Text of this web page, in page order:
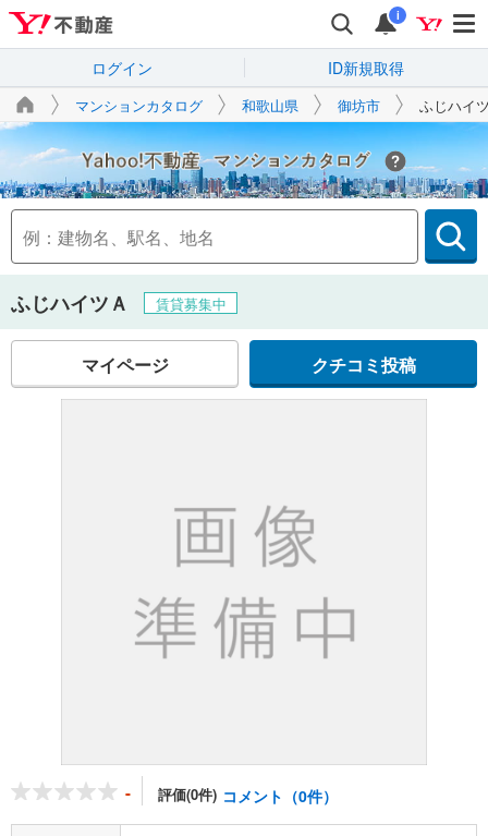
i
ログイン ID新規取得
マンションカタログ 和歌山県 御坊市 ふじハイ
Yahoo!不動産
ふじハイツＡ 賃貸募集中
マイページ クチコミ投稿
- 評価(0件) コメント（0件）